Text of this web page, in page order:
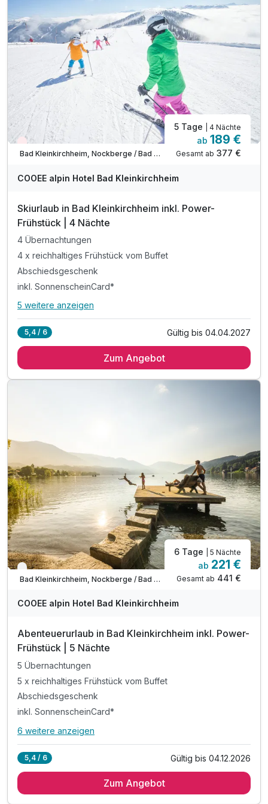
inkl. Informationen & Ausflugstipps der Region
inkl. W-LAN Nutzung & Parkplatz vor dem Hotel
Tipp: Therme Römerbad
Tipp: Badespaß am Millstätter See
Wieder frei ab Dezember
Bad Kleinkirchheim, Nockberge / Bad Kleinkirchheim
5 Tage | 4 Nächte
ab 189 €
Gesamt ab 377 €
COOEE alpin Hotel Bad Kleinkirchheim
Skiurlaub in Bad Kleinkirchheim inkl. Power-
Frühstück | 4 Nächte
4 Übernachtungen
4 x reichhaltiges Frühstück vom Buffet
Abschiedsgeschenk
inkl. SonnenscheinCard*
Alle Inklusivleistungen
4 x reichhaltiges Frühstück vom Buffet
inkl. Parkplatz vor dem Hotel
inkl. W-LAN Nutzung
5 weitere anzeigen
5,4 / 6 Gültig bis 04.04.2027
Zum Angebot
Verfügbar bis November
Bad Kleinkirchheim, Nockberge / Bad Kleinkirchheim
6 Tage | 5 Nächte
ab 221 €
Gesamt ab 441 €
COOEE alpin Hotel Bad Kleinkirchheim
Abenteuerurlaub in Bad Kleinkirchheim inkl. Power-
Frühstück | 5 Nächte
5 Übernachtungen
5 x reichhaltiges Frühstück vom Buffet
Abschiedsgeschenk
inkl. SonnenscheinCard*
Alle Inklusivleistungen
5 x reichhaltiges Frühstück vom Buffet
6 weitere anzeigen
5,4 / 6 Gültig bis 04.12.2026
Zum Angebot